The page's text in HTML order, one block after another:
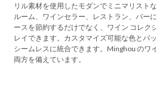
リル素材を使用したモダンでミニマリスト
ルーム、ワインセラー、レストラン、バー
ースを節約するだけでなく、ワイン コレク
レイできます。カスタマイズ可能な色とパ
シームレスに統合できます。Minghou のワ
両方を備えています。